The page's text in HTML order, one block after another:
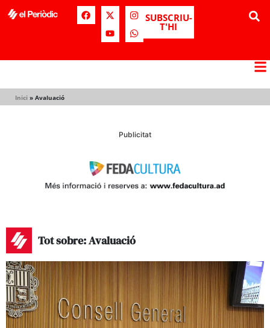
SUBSCRIU-
T'HI
Inici » Avaluació
Publicitat
Tot sobre: Avaluació